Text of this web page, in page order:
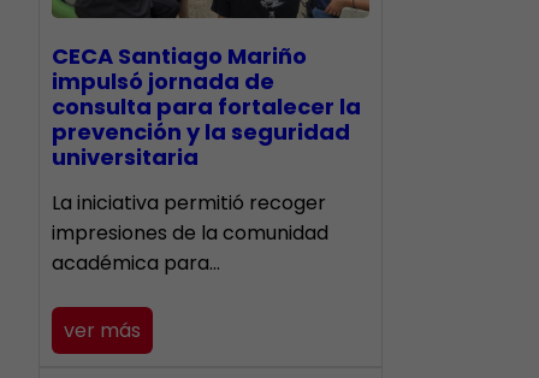
CECA Santiago Mariño
impulsó jornada de
consulta para fortalecer la
prevención y la seguridad
universitaria
La iniciativa permitió recoger
impresiones de la comunidad
académica para…
ver más